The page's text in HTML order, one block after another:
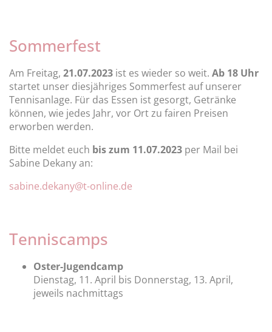
Sommerfest
Am Freitag, 21.07.2023 ist es wieder so weit. Ab 18 Uhr
startet unser diesjähriges Sommerfest auf unserer
Tennisanlage. Für das Essen ist gesorgt, Getränke
können, wie jedes Jahr, vor Ort zu fairen Preisen
erworben werden.
Bitte meldet euch bis zum 11.07.2023 per Mail bei
Sabine Dekany an:
sabine.dekany@t-online.de
Tenniscamps
Oster-Jugendcamp
Dienstag, 11. April bis Donnerstag, 13. April,
jeweils nachmittags